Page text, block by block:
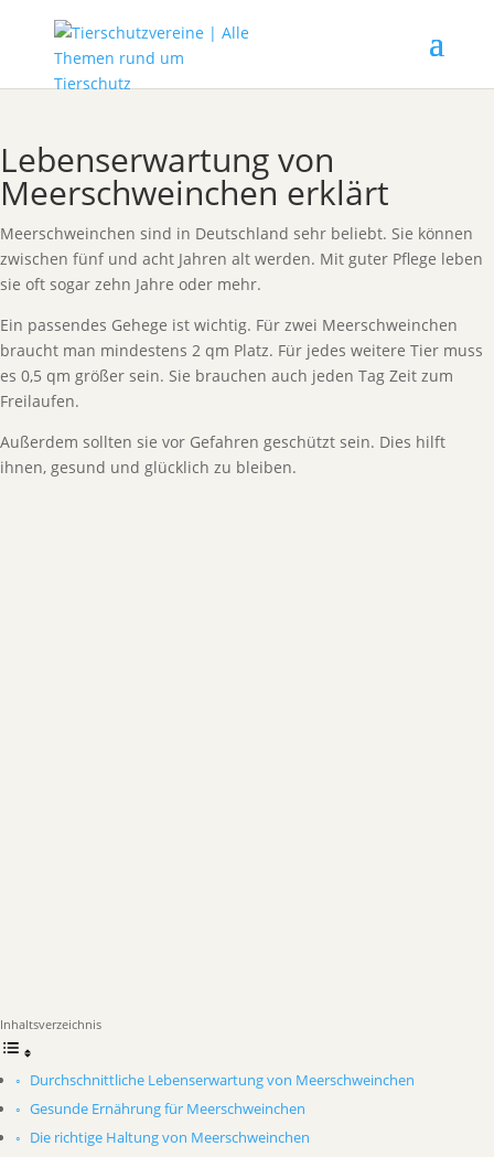
Lebenserwartung von
Meerschweinchen erklärt
Meerschweinchen sind in Deutschland sehr beliebt. Sie können
zwischen fünf und acht Jahren alt werden. Mit guter Pflege leben
sie oft sogar zehn Jahre oder mehr.
Ein passendes Gehege ist wichtig. Für zwei Meerschweinchen
braucht man mindestens 2 qm Platz. Für jedes weitere Tier muss
es 0,5 qm größer sein. Sie brauchen auch jeden Tag Zeit zum
Freilaufen.
Außerdem sollten sie vor Gefahren geschützt sein. Dies hilft
ihnen, gesund und glücklich zu bleiben.
Inhaltsverzeichnis
Durchschnittliche Lebenserwartung von Meerschweinchen
Gesunde Ernährung für Meerschweinchen
Die richtige Haltung von Meerschweinchen